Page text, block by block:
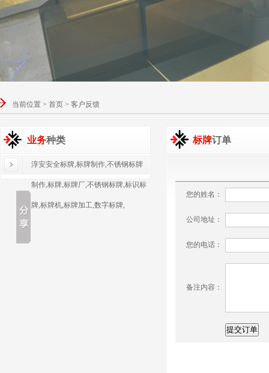
当前位置 > 首页 > 客户反馈
业务种类
淳安安全标牌,标牌制作,不锈钢标牌
制作,标牌,标牌厂,不锈钢标牌,标识标
牌,标牌机,标牌加工,数字标牌,
标牌订单
您的姓名：
公司地址：
您的电话：
备注内容：